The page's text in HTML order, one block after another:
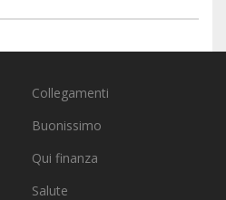
Collegamenti
Buonissimo
Qui finanza
Salute